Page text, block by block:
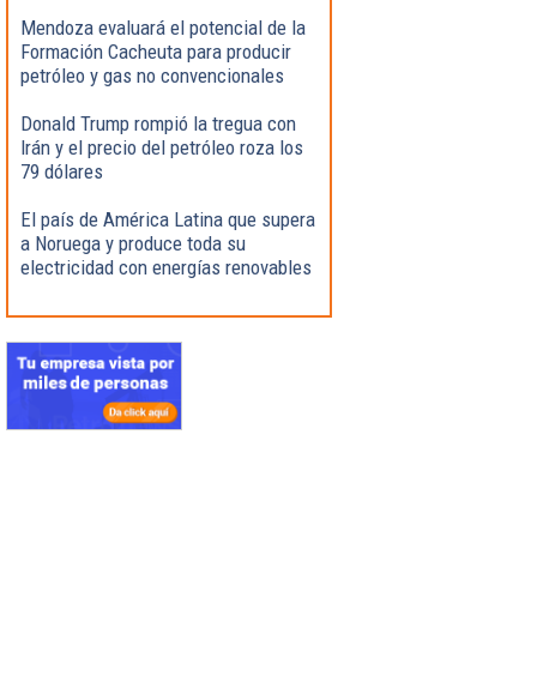
Mendoza evaluará el potencial de la
Formación Cacheuta para producir
petróleo y gas no convencionales
Donald Trump rompió la tregua con
Irán y el precio del petróleo roza los
79 dólares
El país de América Latina que supera
a Noruega y produce toda su
electricidad con energías renovables